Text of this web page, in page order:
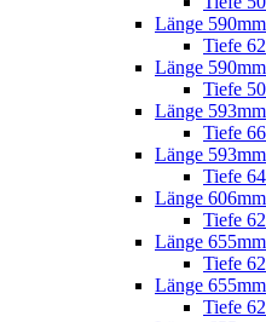
Länge
Tiefe
Länge
Tiefe
Länge
Tiefe
Länge
Tiefe
Länge
Tiefe
Länge
Tiefe
Länge
Tiefe